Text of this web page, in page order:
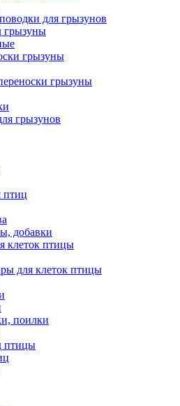
для грызунов
грызуны
грызуны
грызуны
грызунов
птиц
добавки
клеток птицы
для клеток птицы
поилки
птицы